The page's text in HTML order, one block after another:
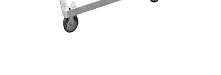
Wcześniejsza